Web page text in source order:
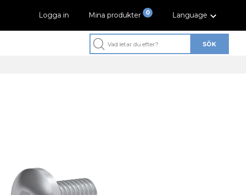
SÖK
Logga in 0
Mina produkter Language